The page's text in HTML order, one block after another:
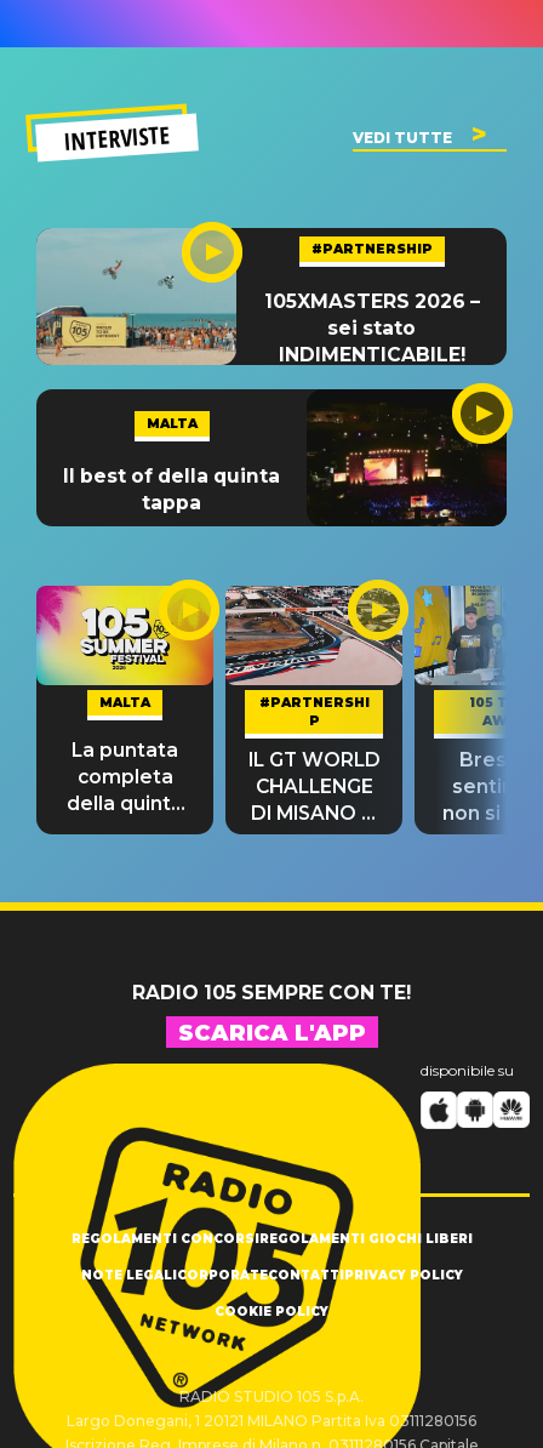
INTERVISTE VEDI TUTTE
#PARTNERSHIP
105XMASTERS 2026 –
sei stato
INDIMENTICABILE!
MALTA
Il best of della quinta
tappa
MALTA
La puntata
completa
della quinta
tappa
#PARTNERSHI
P
IL GT WORLD
CHALLENGE
DI MISANO si
riconferma
105 TAKE
AWAY
Bresh:
non si
fino alla
RADIO 105 SEMPRE CON TE!
SCARICA L'APP
disponibile su
REGOLAMENTI CONCORSI REGOLAMENTI GIOCHI LIBERI
NOTE LEGALI CORPORATECONTATTI PRIVACY POLICY
COOKIE POLICY
RADIO STUDIO 105 S.p.A.
Largo Donegani, 1 20121 MILANO Partita Iva 03111280156